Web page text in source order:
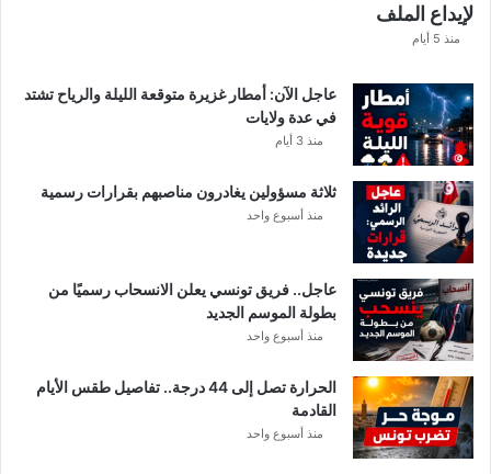
لإيداع الملف
منذ 5 أيام
عاجل الآن: أمطار غزيرة متوقعة الليلة والرياح تشتد
في عدة ولايات
منذ 3 أيام
ثلاثة مسؤولين يغادرون مناصبهم بقرارات رسمية
منذ أسبوع واحد
عاجل.. فريق تونسي يعلن الانسحاب رسميًا من
بطولة الموسم الجديد
منذ أسبوع واحد
الحرارة تصل إلى 44 درجة.. تفاصيل طقس الأيام
القادمة
منذ أسبوع واحد